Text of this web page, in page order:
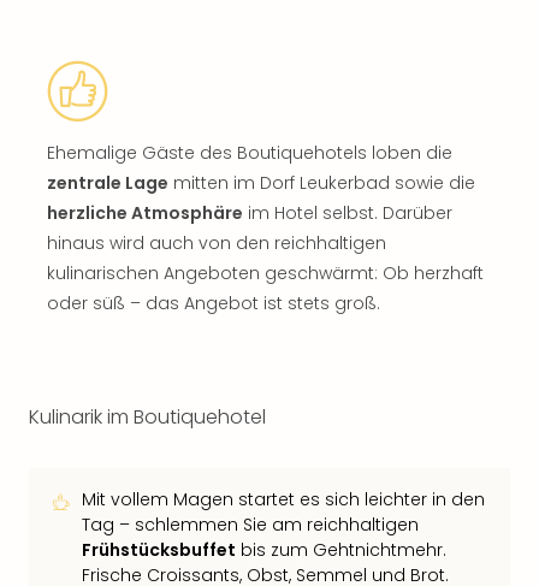
Ehemalige Gäste des Boutiquehotels loben die
zentrale Lage mitten im Dorf Leukerbad sowie die
herzliche Atmosphäre im Hotel selbst. Darüber
hinaus wird auch von den reichhaltigen
kulinarischen Angeboten geschwärmt: Ob herzhaft
oder süß – das Angebot ist stets groß.
Kulinarik im Boutiquehotel
Mit vollem Magen startet es sich leichter in den
Tag – schlemmen Sie am reichhaltigen
Frühstücksbuffet bis zum Gehtnichtmehr.
Frische Croissants, Obst, Semmel und Brot.